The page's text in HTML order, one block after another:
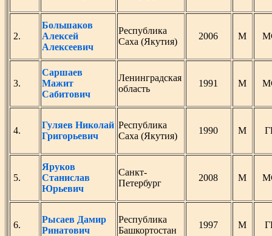
2.
Большаков
Алексей
Алексеевич
Республика
Саха (Якутия)
2006 М
3.
Саршаев
Мажит
Сабитович
Ленинградская
область
1991 М
4.
Гуляев Николай
Григорьевич
Республика
Саха (Якутия)
1990 М
5.
Яруков
Станислав
Юрьевич
Санкт-
Петербург
2008 М
6.
Рысаев Дамир
Ринатович
Республика
Башкортостан
1997 М